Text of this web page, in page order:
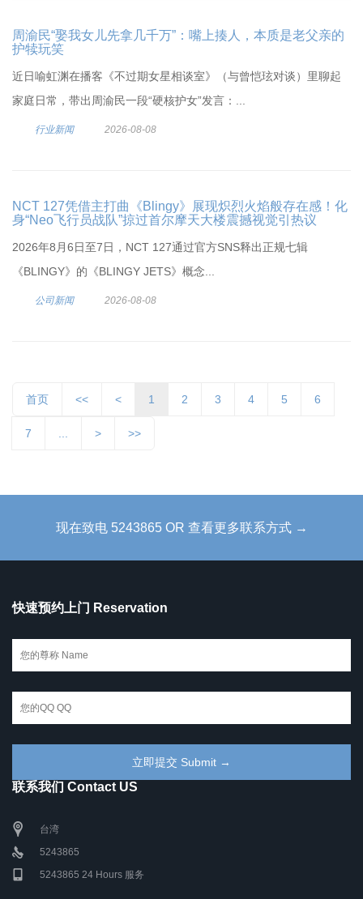
周渝民“娶我女儿先拿几千万”：嘴上揍人，本质是老父亲的
护犊玩笑
近日喻虹渊在播客《不过期女星相谈室》（与曾恺玹对谈）里聊起
家庭日常，带出周渝民一段“硬核护女”发言：...
行业新闻 2026-08-08
NCT 127凭借主打曲《Blingy》展现炽烈火焰般存在感！化
身“Neo飞行员战队”掠过首尔摩天大楼震撼视觉引热议
2026年8月6日至7日，NCT 127通过官方SNS释出正规七辑
《BLINGY》的《BLINGY JETS》概念...
公司新闻 2026-08-08
首页 << < 1 2 3 4 5 6
7 > >>
现在致电 5243865 OR 查看更多联系方式 →
快速预约上门 Reservation
联系我们 Contact US
台湾
5243865
5243865 24 Hours 服务